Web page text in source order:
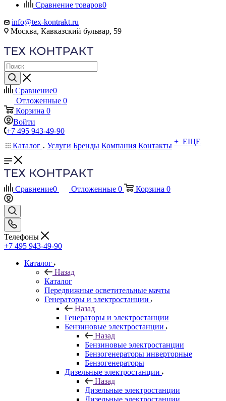
Сравнение товаров0
info@tex-kontrakt.ru
Москва, Кавказский бульвар, 59
Сравнение0
Отложенные 0
Корзина 0
Войти
+7 495 943-49-90
Каталог
Услуги Бренды Компания Контакты + ЕЩЕ
Сравнение0 Отложенные 0 Корзина 0
Телефоны
+7 495 943-49-90
Каталог
Назад
Каталог
Передвижные осветительные мачты
Генераторы и электростанции
Назад
Генераторы и электростанции
Бензиновые электростанции
Назад
Бензиновые электростанции
Бензогенераторы инверторные
Бензогенераторы
Дизельные электростанции
Назад
Дизельные электростанции
Дизельные электростанции